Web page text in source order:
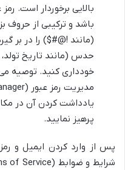
باشد و ترکیبی از حروف
(مانند !@#$) را در بر
حدس (مانند تاریخ
خودداری کنید. توصیه
یادداشت کردن آن در
پرهیز نمایید.
پس از وارد کردن ایمیل و